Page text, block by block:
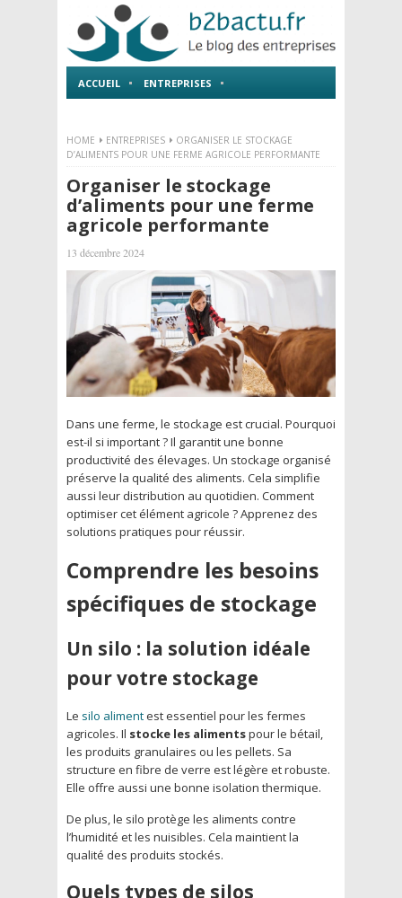
ACCUEIL ENTREPRISES
HOME ENTREPRISES
ORGANISER LE STOCKAGE
D’ALIMENTS POUR UNE FERME AGRICOLE PERFORMANTE
Organiser le stockage
d’aliments pour une ferme
agricole performante
13 décembre 2024
Dans une ferme, le stockage est crucial. Pourquoi
est-il si important ? Il garantit une bonne
productivité des élevages. Un stockage organisé
préserve la qualité des aliments. Cela simplifie
aussi leur distribution au quotidien. Comment
optimiser cet élément agricole ?Apprenez des
solutions pratiques pour réussir.
Comprendre les besoins
spécifiques de stockage
Un silo : la solution idéale
pour votre stockage
Le silo alimentest essentiel pour les fermes
agricoles. Il stocke les alimentspour le bétail,
les produits granulaires ou les pellets. Sa
structure en fibre de verre est légère et robuste.
Elle offre aussi une bonne isolation thermique.
De plus, le silo protège les aliments contre
l’humidité et les nuisibles. Cela maintient la
qualité des produits stockés.
Quels types de silos